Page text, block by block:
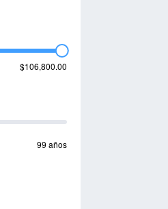
$106,800.00
99 años